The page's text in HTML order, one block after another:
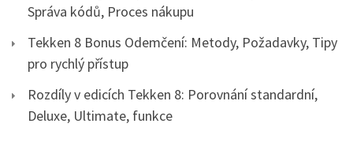
Správa kódů, Proces nákupu
Tekken 8 Bonus Odemčení: Metody, Požadavky, Tipy
pro rychlý přístup
Rozdíly v edicích Tekken 8: Porovnání standardní,
Deluxe, Ultimate, funkce